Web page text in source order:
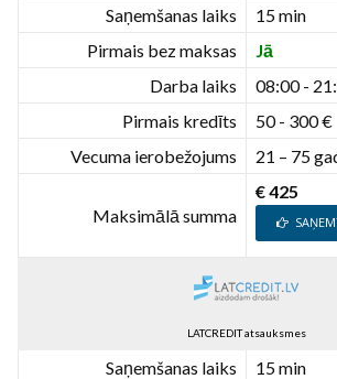
Saņemšanas laiks
15 min
Pirmais bez maksas
Jā
Darba laiks
08:00 -
Pirmais kredīts
50 - 300 €
Vecuma ierobežojums
21 – 75
Maksimālā summa
€ 425
LATCREDIT atsauksmes
Saņemšanas laiks
15 min